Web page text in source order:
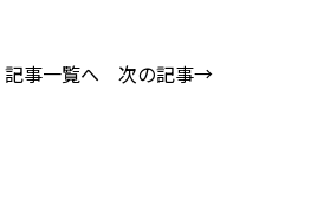
記事一覧へ 次の記事→